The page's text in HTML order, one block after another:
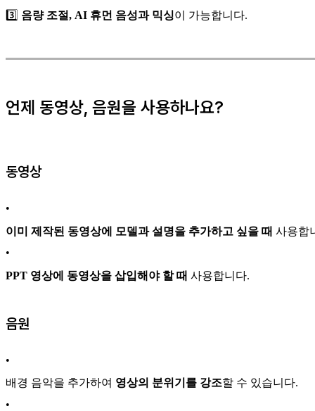
3️⃣ 음량 조절, AI 휴먼 음성과 믹싱이 가능합니다.
언제 동영상, 음원을 사용하나요?
동영상
•
이미 제작된 동영상에
모델과 설명을 추가하고 싶을 때 사용합
•
PPT 영상에 동영상을 삽입해야 할 때 사용합니다.
음원
•
배경 음악을 추가하여 영상의 분위기를 강조할 수 있습니다.
•